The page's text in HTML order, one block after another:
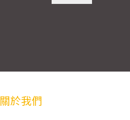
關於我們